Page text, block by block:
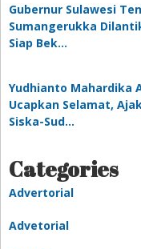
Gubernur Sulawesi
Sumangerukka
Siap Bek…
Yudhianto Mahardika
Ucapkan Selamat,
Siska-Sud…
Categories
Advertorial
Advetorial